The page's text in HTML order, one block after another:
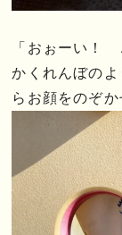
「おぉーい！
かくれんぼの
らお顔をのぞ